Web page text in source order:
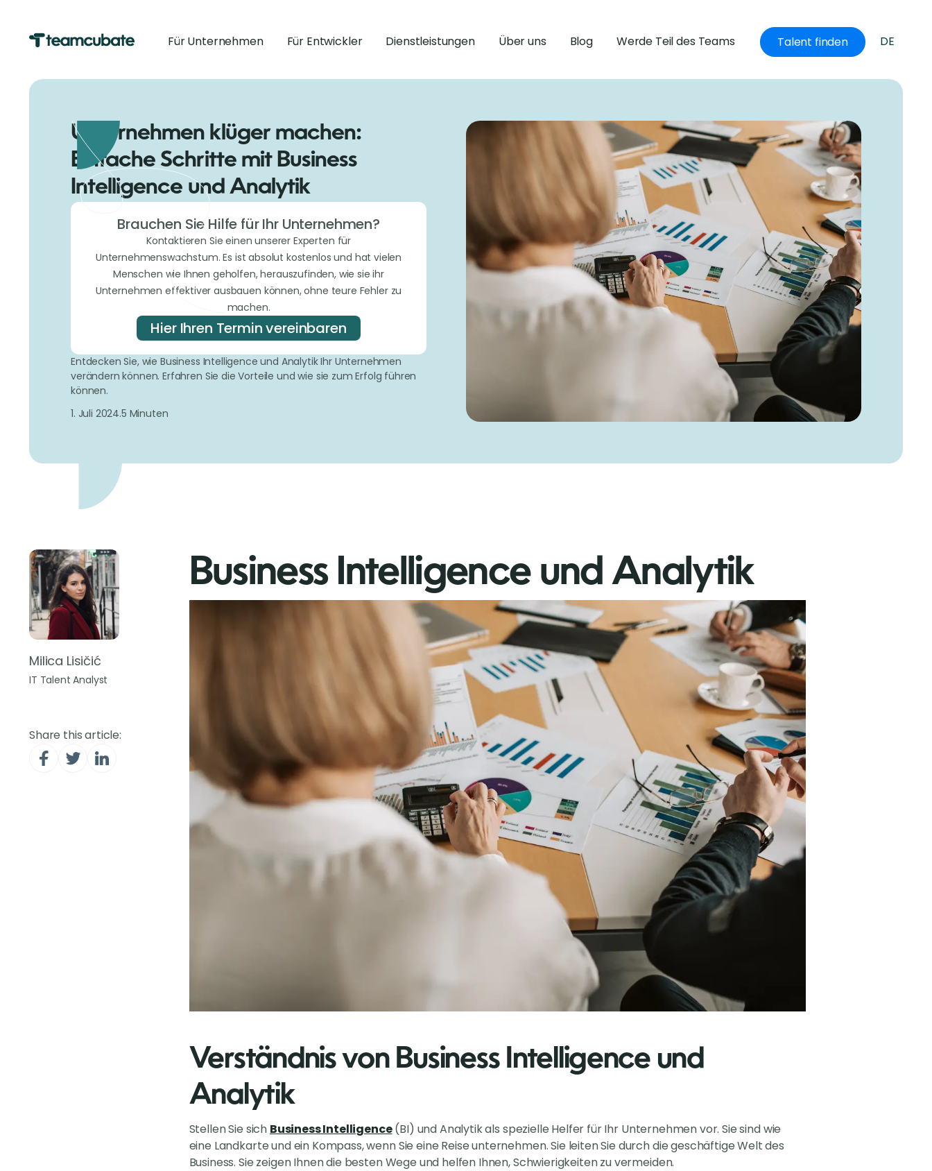
Unternehmen klüger machen:
Einfache Schritte mit Business
Intelligence und Analytik
Brauchen Sie Hilfe für Ihr Unternehmen?
Kontaktieren Sie einen unserer Experten für
Unternehmenswachstum. Es ist absolut kostenlos und hat vielen
Menschen wie Ihnen geholfen, herauszufinden, wie sie ihr
Unternehmen effektiver ausbauen können, ohne teure Fehler zu
machen.
Hier Ihren Termin vereinbaren
Entdecken Sie, wie Business Intelligence und Analytik Ihr Unternehmen
verändern können. Erfahren Sie die Vorteile und wie sie zum Erfolg führen
können.
1. Juli 2024.5 Minuten
Für Unternehmen Für Entwickler Dienstleistungen Über uns Blog Werde Teil des Teams Talent finden DE
Milica Lisičić
IT Talent Analyst
Share this article:
Business Intelligence und Analytik
Verständnis von Business Intelligence und
Analytik
Stellen Sie sich Business Intelligence(BI) und Analytik als spezielle Helfer für Ihr Unternehmen vor. Sie sind wie
eine Landkarte und ein Kompass, wenn Sie eine Reise unternehmen. Sie leiten Sie durch die geschäftige Welt des
Business. Sie zeigen Ihnen die besten Wege und helfen Ihnen, Schwierigkeiten zu vermeiden.